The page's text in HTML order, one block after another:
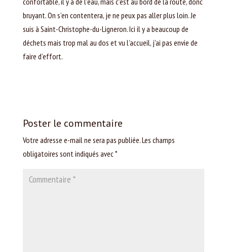
bruyant. On s’en contentera, je ne peux pas aller plus loin. Je
suis à Saint-Christophe-du-Ligneron. Ici il y a beaucoup de
déchets mais trop mal au dos et vu l’accueil, j’ai pas envie de
faire d’effort.
Poster le commentaire
Votre adresse e-mail ne sera pas publiée.Les champs
obligatoires sont indiqués avec*